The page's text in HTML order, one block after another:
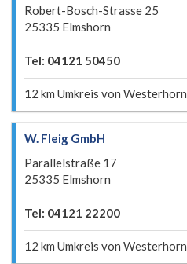
Robert-Bosch-Strasse 25
25335 Elmshorn
Tel: 04121 50450
12 km Umkreis von Westerhorn
W. Fleig GmbH
Parallelstraße 17
25335 Elmshorn
Tel: 04121 22200
12 km Umkreis von Westerhorn